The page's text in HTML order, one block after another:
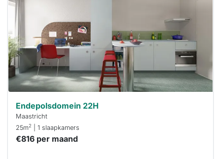
maken moet je
binnen 15
minuten
reageren.
Stekkies helpt
je hierbij!
Endepolsdomein 22H
Maastricht
25m2 | 1 slaapkamers
€816 per maand